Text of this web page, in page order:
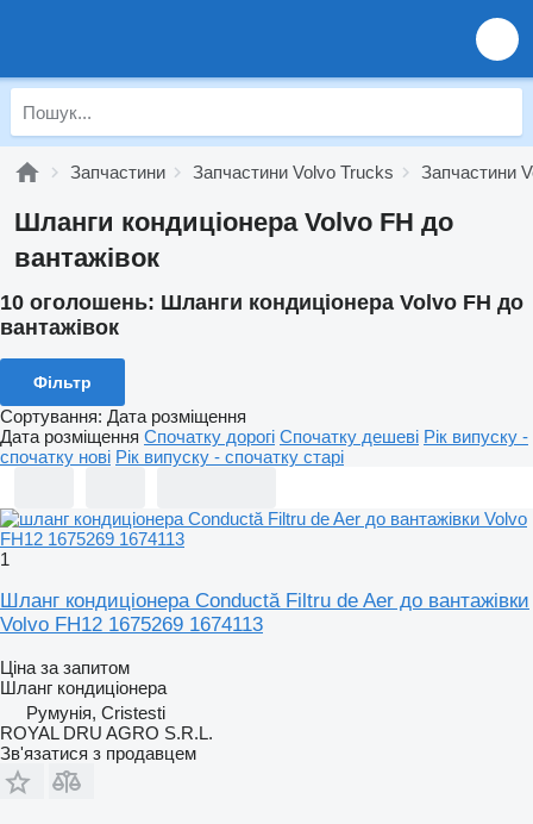
Запчастини Запчастини Volvo Trucks Запчастини
Шланги кондиціонера Volvo FH до
вантажівок
10 оголошень: Шланги кондиціонера Volvo FH до
вантажівок
Фільтр
Сортування: Дата розміщення
Дата розміщення Спочатку дорогі Спочатку дешеві Рік випуску -
спочатку нові Рік випуску - спочатку старі
1
Шланг кондиціонера Conductă Filtru de Aer до вантажівки
Volvo FH12 1675269 1674113
Ціна за запитом
Шланг кондиціонера
Румунія, Cristesti
ROYAL DRU AGRO S.R.L.
Зв'язатися з продавцем